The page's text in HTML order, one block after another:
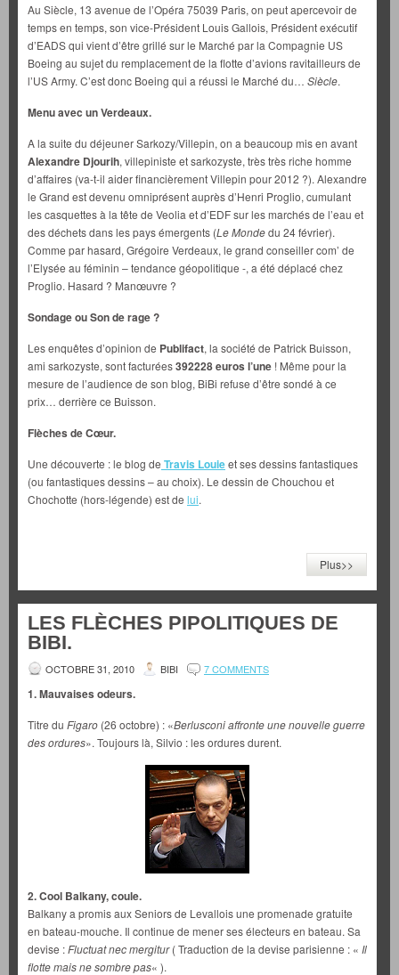
Au Siècle, 13 avenue de l’Opéra 75039 Paris, on peut apercevoir de
temps en temps, son vice-Président Louis Gallois, Président exécutif
d’EADS qui vient d’être grillé sur le Marché par la Compagnie US
Boeing au sujet du remplacement de la flotte d’avions ravitailleurs de
l’US Army. C’est donc Boeing qui a réussi le Marché du… Siècle.
Menu avec un Verdeaux.
A la suite du déjeuner Sarkozy/Villepin, on a beaucoup mis en avant
Alexandre Djourih, villepiniste et sarkozyste, très très riche homme
d’affaires (va-t-il aider financièrement Villepin pour 2012 ?). Alexandre
le Grand est devenu omniprésent auprès d’Henri Proglio, cumulant
les casquettes à la tête de Veolia et d’EDF sur les marchés de l’eau et
des déchets dans les pays émergents (Le Mondedu 24 février).
Comme par hasard, Grégoire Verdeaux, le grand conseiller com’ de
l’Elysée au féminin – tendance géopolitique -, a été déplacé chez
Proglio. Hasard ? Manœuvre ?
Sondage ou Son de rage ?
Les enquêtes d’opinion de Publifact, la société de Patrick Buisson,
ami sarkozyste, sont facturées392228 euros l’une ! Même pour la
mesure de l’audience de son blog, BiBi refuse d’être sondé à ce
prix… derrière ce Buisson.
Flèches de Cœur.
Une découverte : le blog de Travis Louieet ses dessins fantastiques
(ou fantastiques dessins – au choix). Le dessin de Chouchou et
Chochotte (hors-légende) est de lui.
Plus>>
LES FLÈCHES PIPOLITIQUES DE
BIBI.
OCTOBRE 31, 2010 BIBI 7 COMMENTS
1. Mauvaises odeurs.
Titre du Figaro (26 octobre) : «Berlusconi affronte une nouvelle guerre
des ordures». Toujours là, Silvio : les ordures durent.
2. Cool Balkany, coule.
Balkany a promis aux Seniors de Levallois une promenade gratuite
en bateau-mouche. Il continue de mener ses électeurs en bateau. Sa
devise :Fluctuat nec mergitur( Traduction de la devise parisienne : « Il
flotte mais ne sombre pas« ).